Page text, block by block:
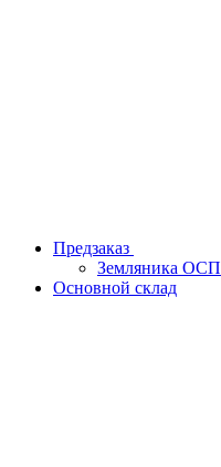
Предзаказ
Земляника ОСП
Основной склад